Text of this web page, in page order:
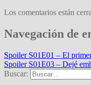
Los comentarios están
Navegación de
Spoiler S01E01 – El
Spoiler S01E03 – Dejé
Buscar: